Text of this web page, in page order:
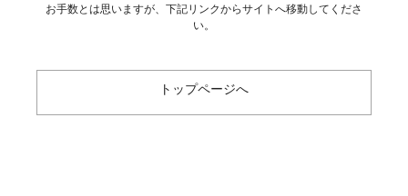
お手数とは思いますが、下記リンクからサイトへ移動してくださ
い。
トップページへ